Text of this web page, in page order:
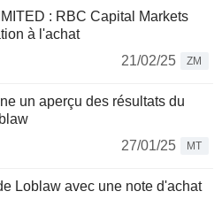
: RBC Capital Markets
à l'achat
21/02/25
ZM
un aperçu des résultats du
27/01/25
MT
Loblaw avec une note d'achat